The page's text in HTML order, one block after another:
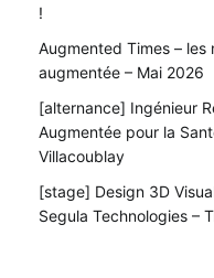
!
Augmented Times – les
augmentée – Mai 2026
[alternance] Ingénieur
Augmentée pour la
Villacoublay
[stage] Design 3D
Segula Technologies –